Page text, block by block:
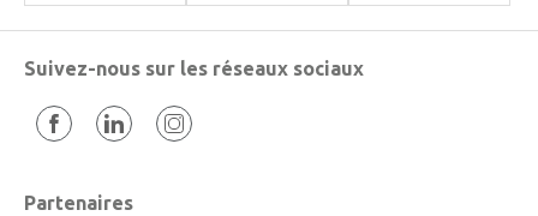
Suivez-nous sur les réseaux sociaux
Partenaires